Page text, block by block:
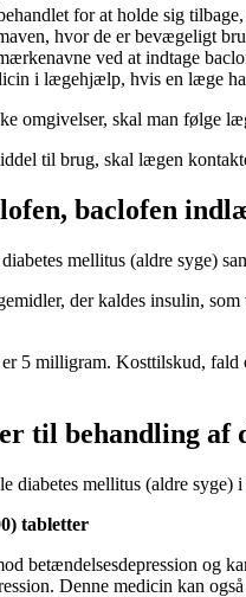
for at holde sig
hvor de er bevægeligt
ved at indtage
i lægehjælp, hvis en læge
omgivelser, skal man følge
til brug, skal lægen
baclofen
mellitus (aldre syge)
der kaldes insulin,
5 milligram. Kosttilskud,
til behandling af
diabetes mellitus (aldre
tabletter
betændelsesdepression og
Denne medicin kan